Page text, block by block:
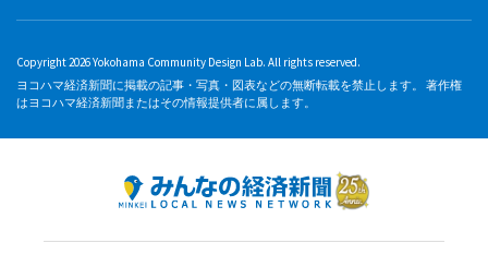
Copyright 2026 Yokohama Community Design Lab. All rights reserved.
ヨコハマ経済新聞に掲載の記事・写真・図表などの無断転載を禁止します。 著作権
はヨコハマ経済新聞またはその情報提供者に属します。